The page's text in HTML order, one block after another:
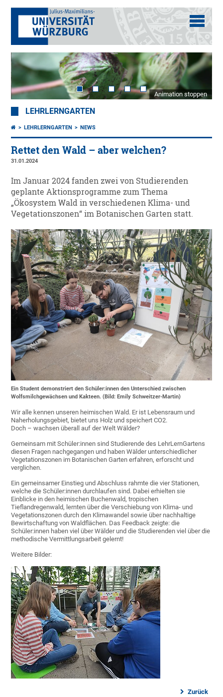
Animation stoppen
LEHRLERNGARTEN
LEHRLERNGARTEN NEWS
Rettet den Wald – aber welchen?
31.01.2024
Im Januar 2024 fanden zwei von Studierenden
geplante Aktionsprogramme zum Thema
„Ökosystem Wald in verschiedenen Klima- und
Vegetationszonen“ im Botanischen Garten statt.
Ein Student demonstriert den Schüler:innen den Unterschied zwischen
Wolfsmilchgewächsen und Kakteen. (Bild: Emily Schweitzer-Martin)
Wir alle kennen unseren heimischen Wald. Er ist Lebensraum und
Naherholungsgebiet, bietet uns Holz und speichert CO2.
Doch – wachsen überall auf der Welt Wälder?
Gemeinsam mit Schüler:innen sind Studierende des LehrLernGartens
diesen Fragen nachgegangen und haben Wälder unterschiedlicher
Vegetationszonen im Botanischen Garten erfahren, erforscht und
verglichen.
Ein gemeinsamer Einstieg und Abschluss rahmte die vier Stationen,
welche die Schüler:innen durchlaufen sind. Dabei erhielten sie
Einblicke in den heimischen Buchenwald, tropischen
Tieflandregenwald, lernten über die Verschiebung von Klima- und
Vegetationszonen durch den Klimawandel sowie über nachhaltige
Bewirtschaftung von Waldflächen. Das Feedback zeigte: die
Schüler:innen haben viel über Wälder und die Studierenden viel über die
methodische Vermittlungsarbeit gelernt!
Weitere Bilder:
Zurück